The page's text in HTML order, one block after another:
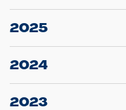
2025
23.12.2025
Projekt S5: Start der
2024
10.12.2024
Großprojekt S5:
2023